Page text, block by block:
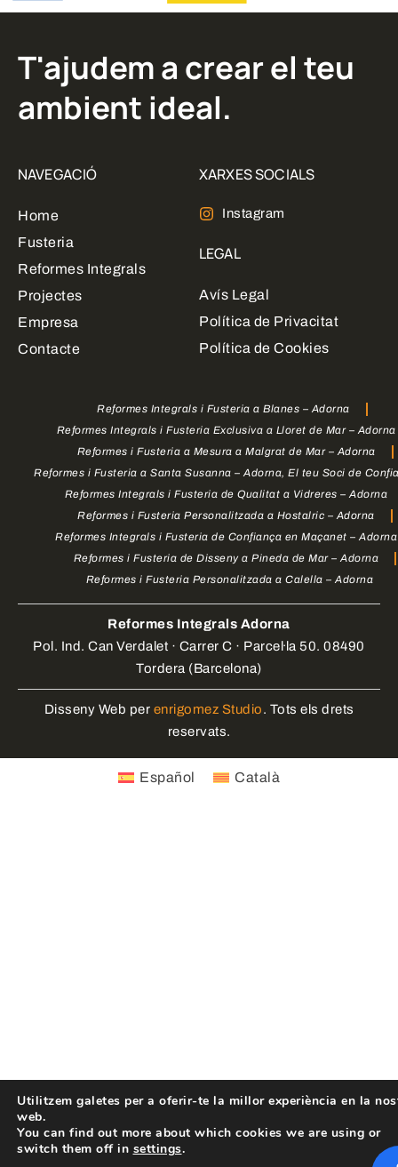
T'ajudem a crear el teu
ambient ideal.
NAVEGACIÓ
Home
Fusteria
Reformes Integrals
Projectes
Empresa
Contacte
XARXES SOCIALS
Instagram
LEGAL
Avís Legal
Política de Privacitat
Política de Cookies
Reformes Integrals i Fusteria a Blanes – Adorna
Reformes Integrals i Fusteria Exclusiva a Lloret de Mar – Adorna
Reformes i Fusteria a Mesura a Malgrat de Mar – Adorna
Reformes i Fusteria a Santa Susanna – Adorna, El teu Soci de
Reformes Integrals i Fusteria de Qualitat a Vidreres – Adorna
Reformes i Fusteria Personalitzada a Hostalric – Adorna
Reformes Integrals i Fusteria de Confiança en Maçanet – Adorna
Reformes i Fusteria de Disseny a Pineda de Mar – Adorna
Reformes i Fusteria Personalitzada a Calella – Adorna
Reformes Integrals Adorna
Pol. Ind. Can Verdalet · Carrer C · Parcel·la 50. 08490
Tordera (Barcelona)
Disseny Web per enrigomez Studio. Tots els drets
reservats.
Utilitzem galetes per a oferir-te la millor experiència en la
web.
You can find out more about which cookies we are using or
switch them off in settings.
Español Català